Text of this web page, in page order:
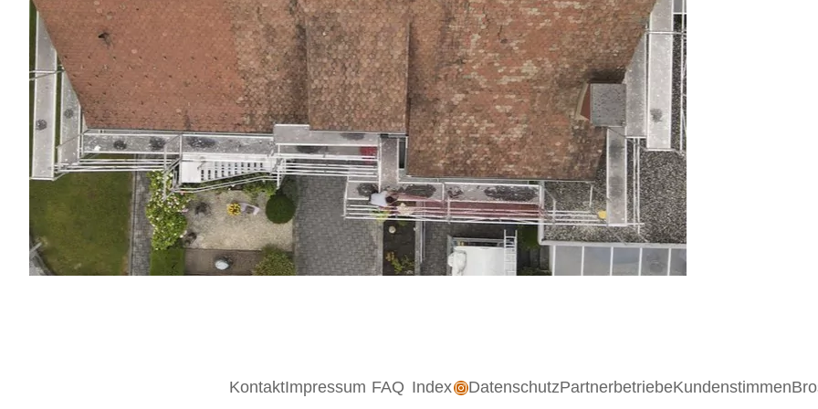
KontaktImpressum FAQ IndexInstagram
DatenschutzPartnerbetriebeKundenstimmen